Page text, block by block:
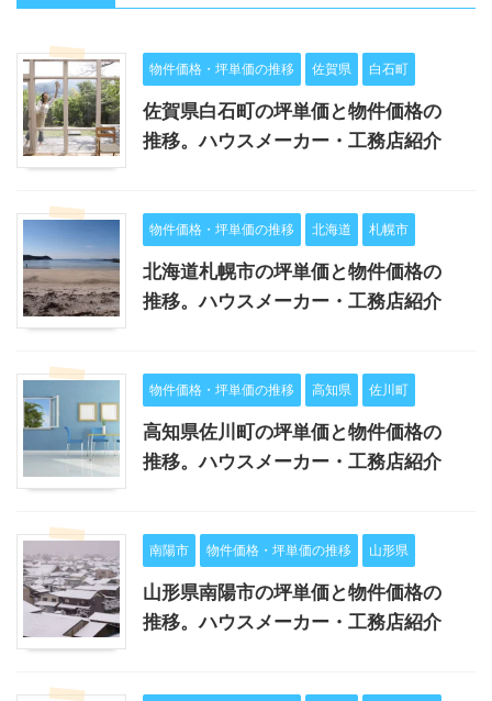
物件価格・坪単価の推移 佐賀県 白石町
佐賀県白石町の坪単価と物件価格の
推移。ハウスメーカー・工務店紹介
物件価格・坪単価の推移 北海道 札幌市
北海道札幌市の坪単価と物件価格の
推移。ハウスメーカー・工務店紹介
物件価格・坪単価の推移 高知県 佐川町
高知県佐川町の坪単価と物件価格の
推移。ハウスメーカー・工務店紹介
南陽市 物件価格・坪単価の推移 山形県
山形県南陽市の坪単価と物件価格の
推移。ハウスメーカー・工務店紹介